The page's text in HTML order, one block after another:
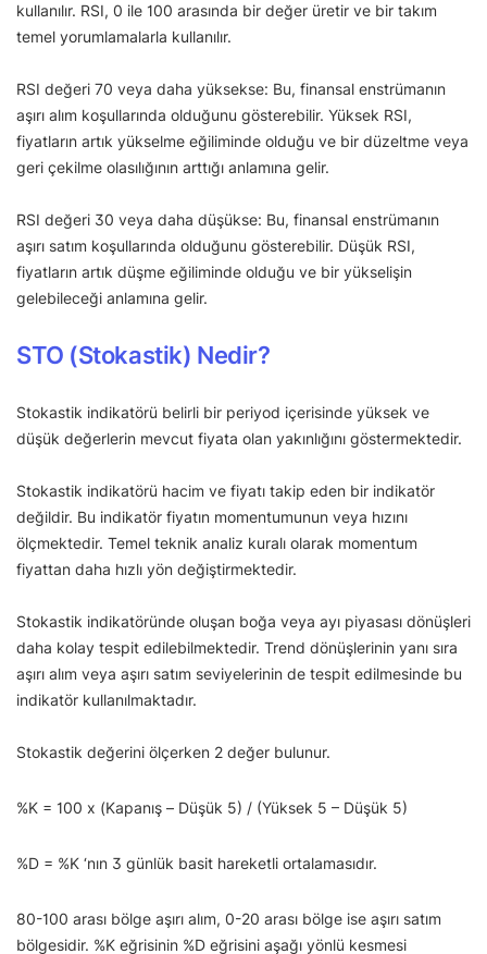
kullanılır. RSI, 0 ile 100 arasında bir değer üretir ve bir takım
temel yorumlamalarla kullanılır.
RSI değeri 70 veya daha yüksekse: Bu, finansal enstrümanın
aşırı alım koşullarında olduğunu gösterebilir. Yüksek RSI,
fiyatların artık yükselme eğiliminde olduğu ve bir düzeltme veya
geri çekilme olasılığının arttığı anlamına gelir.
RSI değeri 30 veya daha düşükse: Bu, finansal enstrümanın
aşırı satım koşullarında olduğunu gösterebilir. Düşük RSI,
fiyatların artık düşme eğiliminde olduğu ve bir yükselişin
gelebileceği anlamına gelir.
STO (Stokastik) Nedir?
Stokastik indikatörü belirli bir periyod içerisinde yüksek ve
düşük değerlerin mevcut fiyata olan yakınlığını göstermektedir.
Stokastik indikatörü hacim ve fiyatı takip eden bir indikatör
değildir. Bu indikatör fiyatın momentumunun veya hızını
ölçmektedir. Temel teknik analiz kuralı olarak momentum
fiyattan daha hızlı yön değiştirmektedir.
Stokastik indikatöründe oluşan boğa veya ayı piyasası dönüşleri
daha kolay tespit edilebilmektedir. Trend dönüşlerinin yanı sıra
aşırı alım veya aşırı satım seviyelerinin de tespit edilmesinde bu
indikatör kullanılmaktadır.
Stokastik değerini ölçerken 2 değer bulunur.
%K = 100 x (Kapanış – Düşük 5) / (Yüksek 5 – Düşük 5)
%D = %K ‘nın 3 günlük basit hareketli ortalamasıdır.
80-100 arası bölge aşırı alım, 0-20 arası bölge ise aşırı satım
bölgesidir. %K eğrisinin %D eğrisini aşağı yönlü kesmesi